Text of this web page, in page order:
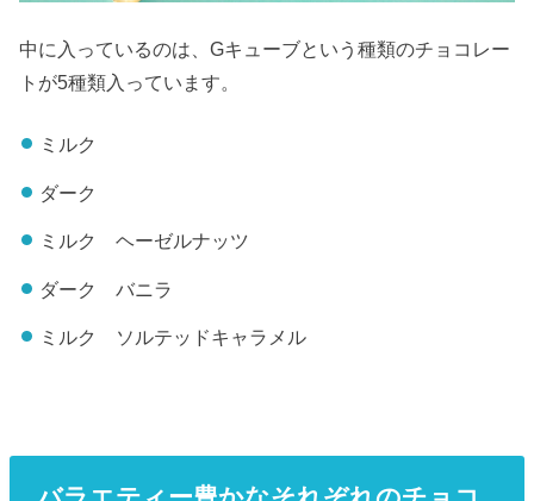
中に入っているのは、Gキューブという種類のチョコレー
トが5種類入っています。
ミルク
ダーク
ミルク ヘーゼルナッツ
ダーク バニラ
ミルク ソルテッドキャラメル